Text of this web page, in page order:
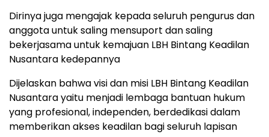
Dirinya juga mengajak kepada seluruh pengurus dan
anggota untuk saling mensuport dan saling
bekerjasama untuk kemajuan LBH Bintang Keadilan
Nusantara kedepannya
Dijelaskan bahwa visi dan misi LBH Bintang Keadilan
Nusantara yaitu menjadi lembaga bantuan hukum
yang profesional, independen, berdedikasi dalam
memberikan akses keadilan bagi seluruh lapisan